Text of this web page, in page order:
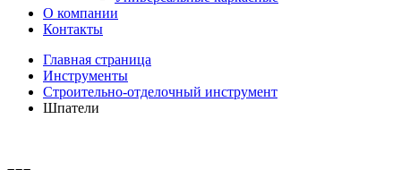
О компании
Контакты
Главная страница
Инструменты
Строительно-отделочный инструмент
Шпатели